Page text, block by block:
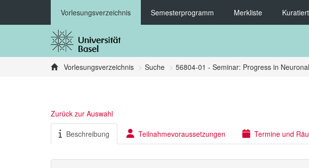
Vorlesungsverzeichnis Semesterprogramm Merkliste
Vorlesungsverzeichnis Suche 56804-01 - Seminar: Progress in
Zurück zur Auswahl
Beschreibung Teilnahmevoraussetzungen Termine und